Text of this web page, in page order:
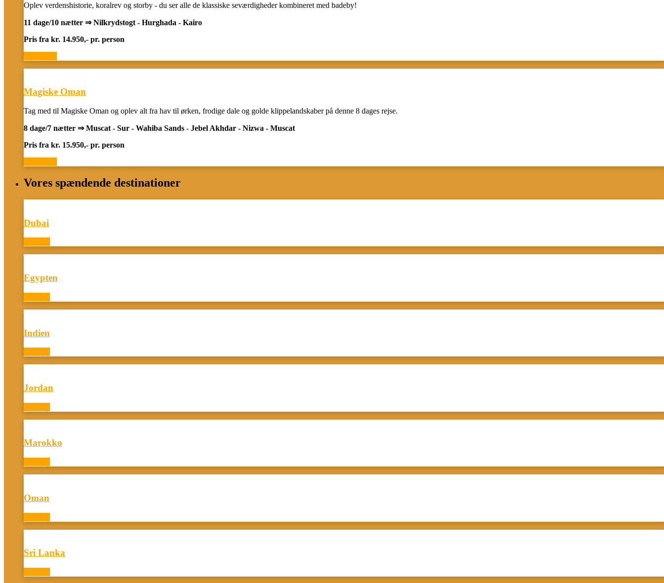
Oplev verdenshistorie, koralrev og storby - du ser alle de klassiske seværdigheder kombineret med badeby!
11 dage/10 nætter ⇒ Nilkrydstogt - Hurghada - Kairo
Pris fra kr. 14.950,- pr. person
Magiske Oman
Tag med til Magiske Oman og oplev alt fra hav til ørken, frodige dale og golde klippelandskaber på denne 8 dages rejse.
8 dage/7 nætter ⇒ Muscat - Sur - Wahiba Sands - Jebel Akhdar - Nizwa - Muscat
Pris fra kr. 15.950,- pr. person
Vores spændende destinationer
Dubai
Egypten
Indien
Jordan
Marokko
Oman
Sri Lanka